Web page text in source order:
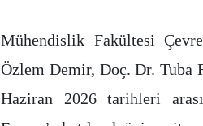
Mühendislik Fakültesi
Özlem Demir, Doç. Dr. Tuba
Haziran 2026 tarihleri